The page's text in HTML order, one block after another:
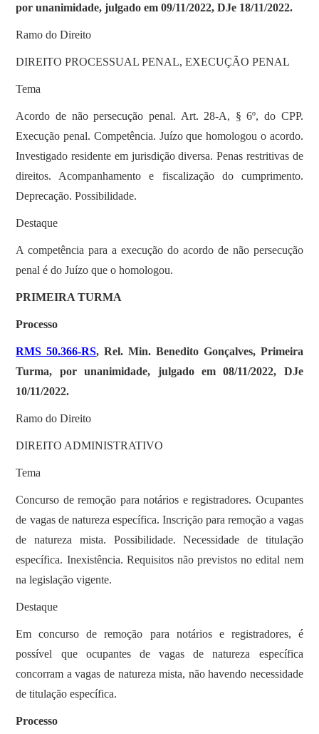
por unanimidade, julgado em 09/11/2022, DJe 18/11/2022.
Ramo do Direito
DIREITO PROCESSUAL PENAL, EXECUÇÃO PENAL
Tema
Acordo de não persecução penal. Art. 28-A, § 6º, do CPP.
Execução penal. Competência. Juízo que homologou o acordo.
Investigado residente em jurisdição diversa. Penas restritivas de
direitos. Acompanhamento e fiscalização do cumprimento.
Deprecação. Possibilidade.
Destaque
A competência para a execução do acordo de não persecução
penal é do Juízo que o homologou.
PRIMEIRA TURMA
Processo
RMS 50.366-RS, Rel. Min. Benedito Gonçalves, Primeira
Turma, por unanimidade, julgado em 08/11/2022, DJe
10/11/2022.
Ramo do Direito
DIREITO ADMINISTRATIVO
Tema
Concurso de remoção para notários e registradores. Ocupantes
de vagas de natureza específica. Inscrição para remoção a vagas
de natureza mista. Possibilidade. Necessidade de titulação
específica. Inexistência. Requisitos não previstos no edital nem
na legislação vigente.
Destaque
Em concurso de remoção para notários e registradores, é
possível que ocupantes de vagas de natureza específica
concorram a vagas de natureza mista, não havendo necessidade
de titulação específica.
Processo